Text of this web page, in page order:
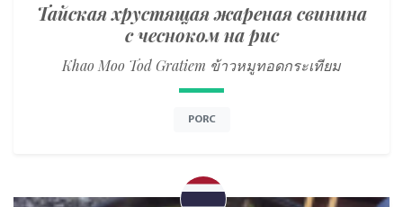
Тайская хрустящая жареная свинина
с чесноком на рис
Khao Moo Tod Gratiem ข้าวหมูทอดกระเทียม
PORC